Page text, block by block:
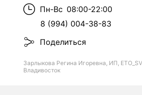
Пн-Вс 08:00-22:00
8 (994) 004-38-83
Поделиться
Зарлыкова Регина Игоревна, ИП,
Владивосток